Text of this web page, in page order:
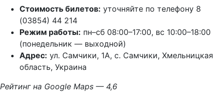
Стоимость билетов: уточняйте по телефону 8
(03854) 44 214
Режим работы: пн–сб 08:00–17:00, вс 10:00–18:00
(понедельник — выходной)
Адрес: ул. Самчики, 1А, с. Самчики, Хмельницкая
область, Украина
Рейтинг на Google Maps — 4,6